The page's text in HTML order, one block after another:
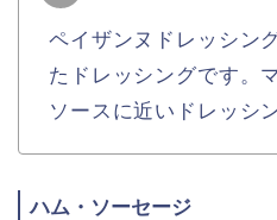
ペイザンヌドレッシン
たドレッシングです。
ソースに近いドレッシ
ハム・ソーセージ